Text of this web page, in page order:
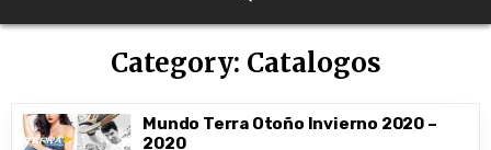
Category: Catalogos
Mundo Terra Otoño Invierno 2020 –
2020